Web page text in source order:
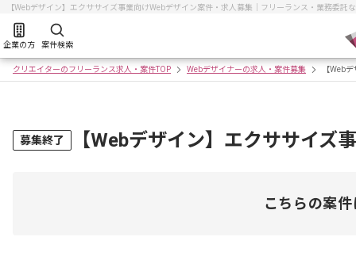
【Webデザイン】エクササイズ事業向けWebデザイン案件・求人募集｜フリーランス・業務委託
企業の方 案件検索
クリエイターのフリーランス求人・案件TOP Webデザイナーの求人・案件募集 【Web
募集終了 【Webデザイン】エクササイズ
こちらの案